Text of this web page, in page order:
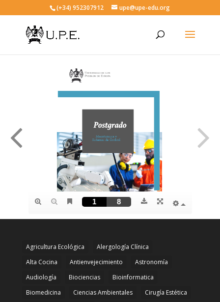
(+34) 952307912 upe@upe-edu.org
Agricultura Ecológica
Alergología Clínica
Alta Cocina
Antienvejecimiento
Astronomía
Audiología
Biociencias
Bioinformatica
Biomedicina
Ciencias Ambientales
Cirugía Estética